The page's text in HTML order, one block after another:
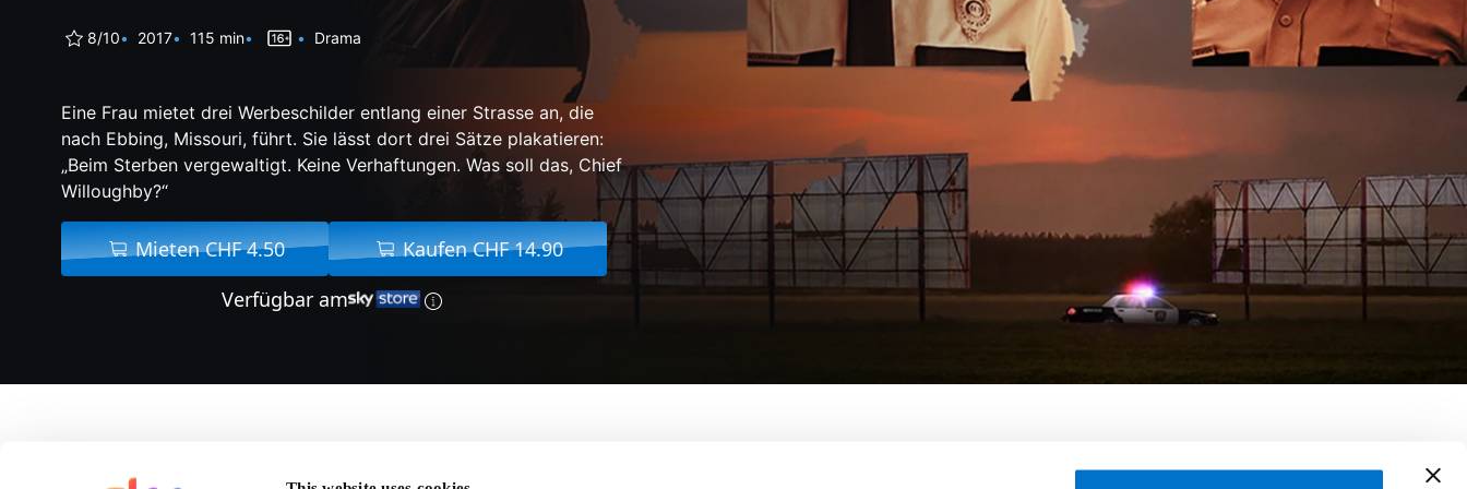
8/10 2017 115 min Drama
Eine Frau mietet drei Werbeschilder entlang einer Strasse an, die
nach Ebbing, Missouri, führt. Sie lässt dort drei Sätze plakatieren:
„Beim Sterben vergewaltigt. Keine Verhaftungen. Was soll das, Chief
Willoughby?“
Mieten CHF 4.50
Kaufen CHF 14.90
Verfügbar am